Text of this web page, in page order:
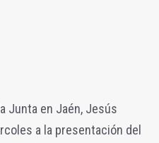
Junta en Jaén, Jesús
a la presentación del